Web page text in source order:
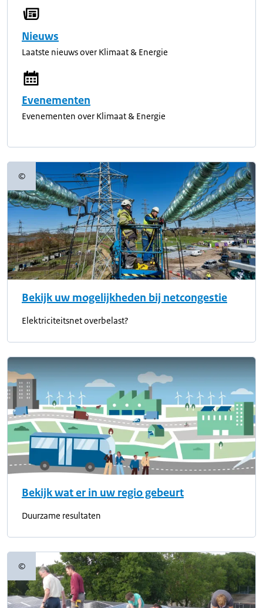
Nieuws
Laatste nieuws over Klimaat & Energie
Evenementen
Evenementen over Klimaat & Energie
©Copyrightinformatie
Bekijk uw mogelijkheden bij netcongestie
Elektriciteitsnet overbelast?
Bekijk wat er in uw regio gebeurt
Duurzame resultaten
©Copyrightinformatie